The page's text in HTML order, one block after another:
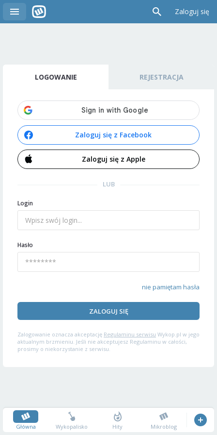
Zaloguj się
LOGOWANIE REJESTRACJA
Zaloguj się z Facebook
Zaloguj się z Apple
LUB
Login
Hasło
nie pamiętam hasła
ZALOGUJ SIĘ
Zalogowanie oznacza akceptację Regulaminu serwisu Wykop.pl w jego
aktualnym brzmieniu. Jeśli nie akceptujesz Regulaminu w całości,
prosimy o niekorzystanie z serwisu.
Główna Wykopalisko Hity Mikroblog